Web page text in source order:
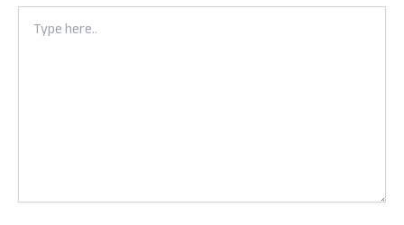
Type
here..